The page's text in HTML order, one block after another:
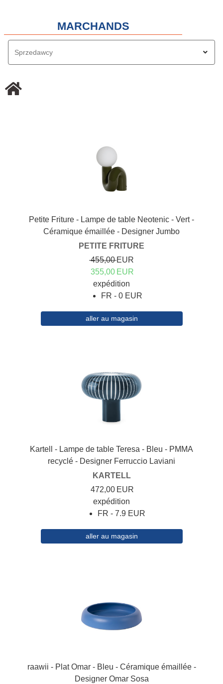
MARCHANDS
Petite Friture - Lampe de table Neotenic - Vert -
Céramique émaillée - Designer Jumbo
PETITE FRITURE
455,00EUR
355,00 EUR
expédition
FR - 0 EUR
aller au magasin
Kartell - Lampe de table Teresa - Bleu - PMMA
recyclé - Designer Ferruccio Laviani
KARTELL
472,00 EUR
expédition
FR - 7.9 EUR
aller au magasin
raawii - Plat Omar - Bleu - Céramique émaillée -
Designer Omar Sosa